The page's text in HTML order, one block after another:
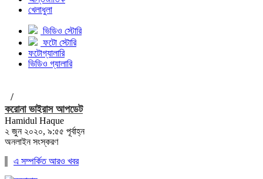
খেলাধুলা
ভিডিও স্টোরি
ফটো স্টোরি
ফটোগ্যালারি
ভিডিও গ্যালারি
/
করোনা ভাইরাস আপডেট
Hamidul Haque
২ জুন ২০২০, ৯:৫৫ পূর্বাহ্ন
অনলাইন সংস্করণ
এ সম্পর্কিত আরও খবর